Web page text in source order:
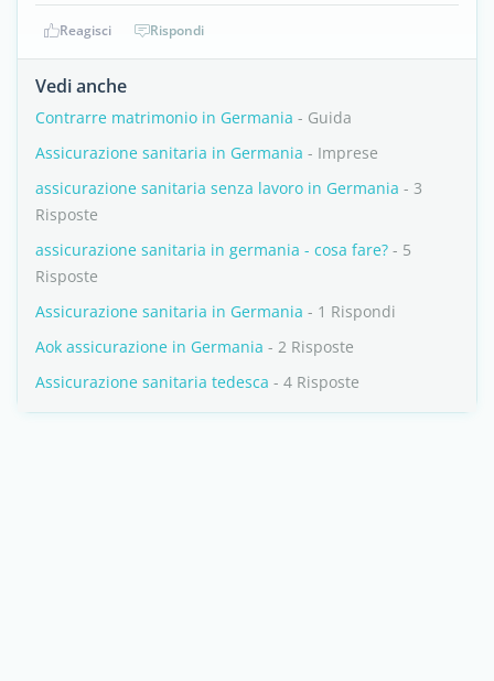
Reagisci Rispondi
Vedi anche
Contrarre matrimonio in Germania - Guida
Assicurazione sanitaria in Germania - Imprese
assicurazione sanitaria senza lavoro in Germania - 3
Risposte
assicurazione sanitaria in germania - cosa fare? - 5
Risposte
Assicurazione sanitaria in Germania - 1 Rispondi
Aok assicurazione in Germania - 2 Risposte
Assicurazione sanitaria tedesca - 4 Risposte